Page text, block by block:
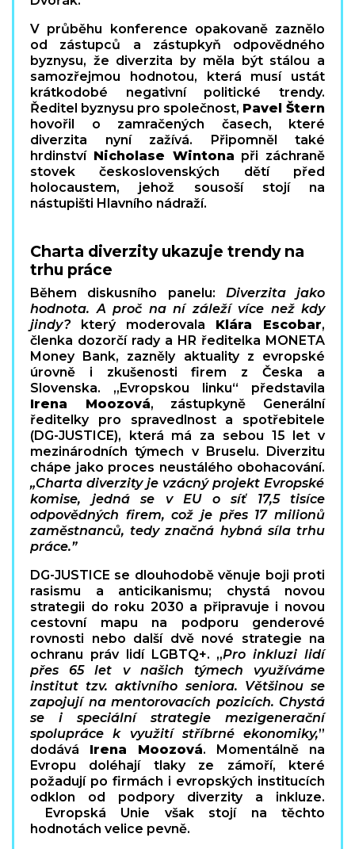
V průběhu konference opakovaně zaznělo
od zástupců a zástupkyň odpovědného
byznysu, že diverzita by měla být stálou a
samozřejmou hodnotou, která musí ustát
krátkodobé negativní politické trendy.
Ředitel byznysu pro společnost, Pavel Štern
hovořil o zamračených časech, které
diverzita nyní zažívá. Připomněl také
hrdinství Nicholase Wintona při záchraně
stovek československých dětí před
holocaustem, jehož sousoší stojí na
nástupišti Hlavního nádraží.
Charta diverzity ukazuje trendy na
trhu práce
Během diskusního panelu: Diverzita jako
hodnota. A proč na ní záleží více než kdy
jindy?který moderovala Klára Escobar,
členka dozorčí rady a HR ředitelka MONETA
Money Bank, zazněly aktuality z evropské
úrovně i zkušenosti firem z Česka a
Slovenska. „Evropskou linku“ představila
Irena Moozová, zástupkyně Generální
ředitelky pro spravedlnost a spotřebitele
(DG-JUSTICE), která má za sebou 15 let v
mezinárodních týmech v Bruselu. Diverzitu
chápe jako proces neustálého obohacování.
„Charta diverzity je vzácný projekt Evropské
komise, jedná se v EU o síť 17,5 tisíce
odpovědných firem, což je přes 17 milionů
zaměstnanců, tedy značná hybná síla trhu
práce.”
DG-JUSTICE se dlouhodobě věnuje boji proti
rasismu a anticikanismu; chystá novou
strategii do roku 2030 a připravuje i novou
cestovní mapu na podporu genderové
rovnosti nebo další dvě nové strategie na
ochranu práv lidí LGBTQ+. „Pro inkluzi lidí
přes 65 let v našich týmech využíváme
institut tzv. aktivního seniora. Většinou se
zapojují na mentorovacích pozicích. Chystá
se i speciální strategie mezigenerační
spolupráce k využití stříbrné ekonomiky,”
dodává Irena Moozová.
Momentálně na
Evropu doléhají tlaky ze zámoří, které
požadují po firmách i evropských institucích
odklon od podpory diverzity a inkluze.
Evropská Unie však stojí na těchto
hodnotách velice pevně.